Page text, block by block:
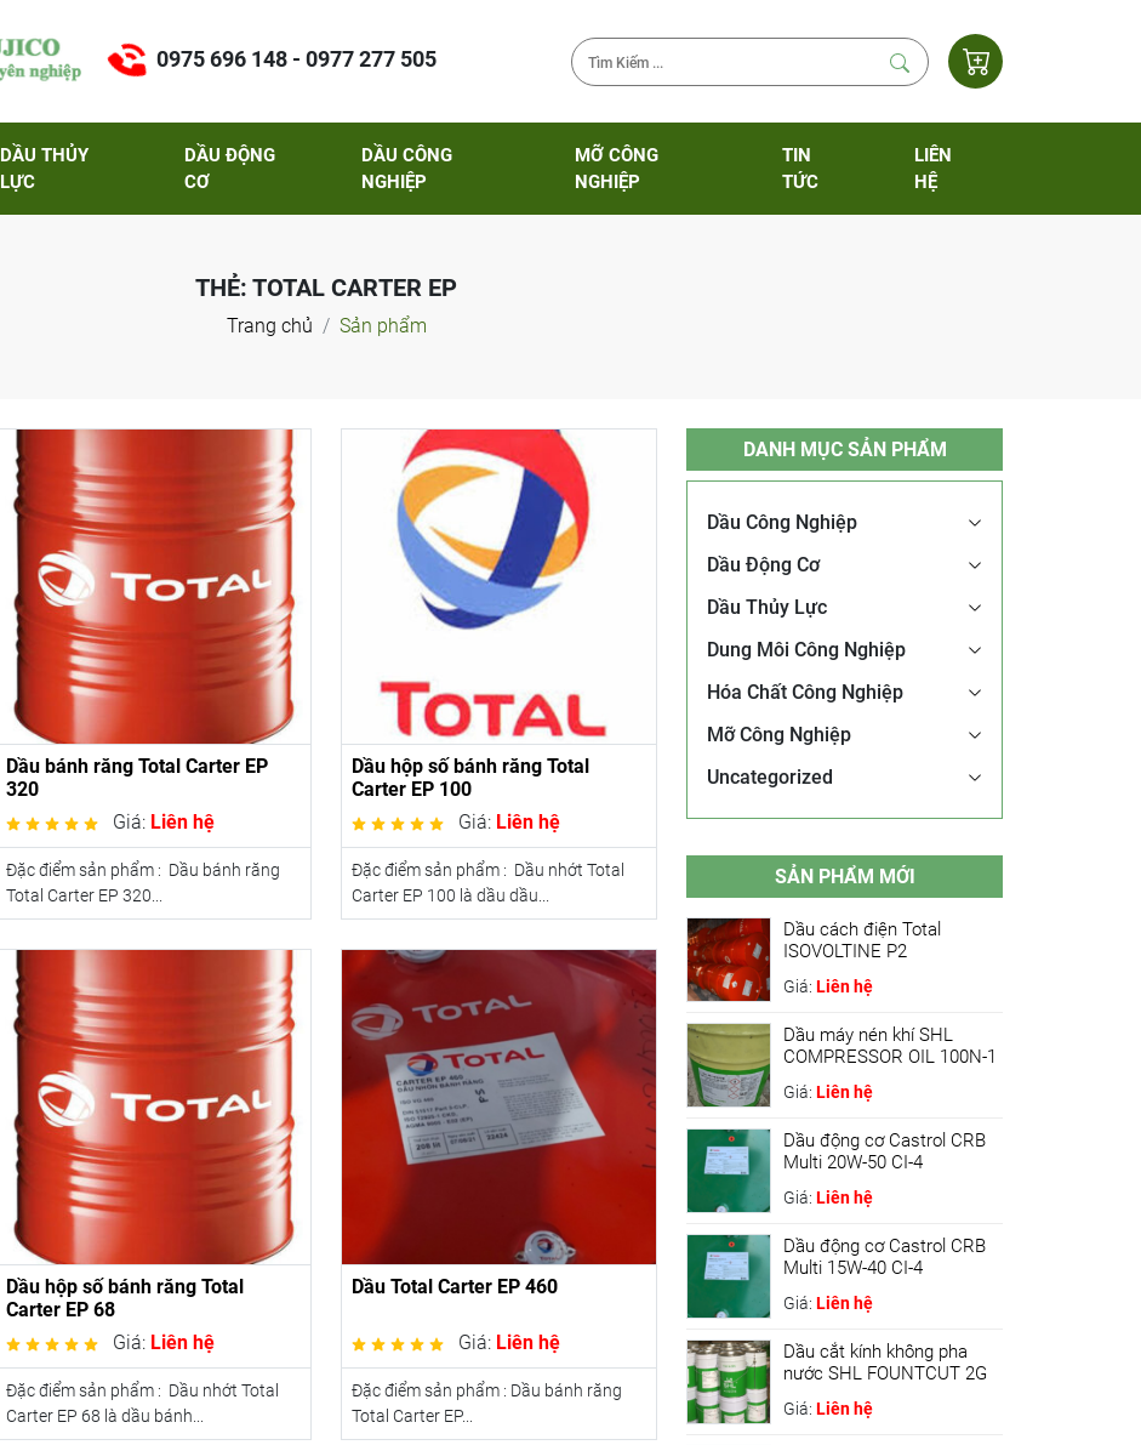
0975 696 148 - 0977 277 505
DẦU THỦY
LỰC
DẦU ĐỘNG
CƠ
DẦU CÔNG
NGHIỆP
MỠ CÔNG
NGHIỆP
TIN
TỨC
LIÊN
HỆ
THẺ: TOTAL CARTER EP
Trang chủ Sản phẩm
Dầu bánh răng Total Carter EP
320
Giá: Liên hệ
Đặc điểm sản phẩm : Dầu bánh răng
Total Carter EP 320...
Dầu hộp số bánh răng Total
Carter EP 100
Giá: Liên hệ
Đặc điểm sản phẩm : Dầu nhớt Total
Carter EP 100 là dầu dầu...
Dầu hộp số bánh răng Total
Carter EP 68
Giá: Liên hệ
Đặc điểm sản phẩm : Dầu nhớt Total
Carter EP 68 là dầu bánh...
Dầu Total Carter EP 460
Giá: Liên hệ
Đặc điểm sản phẩm : Dầu bánh răng
Total Carter EP...
DANH MỤC SẢN PHẨM
Dầu Công Nghiệp
Dầu Động Cơ
Dầu Thủy Lực
Dung Môi Công Nghiệp
Hóa Chất Công Nghiệp
Mỡ Công Nghiệp
Uncategorized
SẢN PHẨM MỚI
Dầu cách điện Total
ISOVOLTINE P2
Giá: Liên hệ
Dầu máy nén khí SHL
COMPRESSOR OIL 100N-1
Giá: Liên hệ
Dầu động cơ Castrol CRB
Multi 20W-50 CI-4
Giá: Liên hệ
Dầu động cơ Castrol CRB
Multi 15W-40 CI-4
Giá: Liên hệ
Dầu cắt kính không pha
nước SHL FOUNTCUT 2G
Giá: Liên hệ